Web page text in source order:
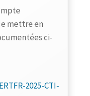
mettre en
ci-
2025-CTI-